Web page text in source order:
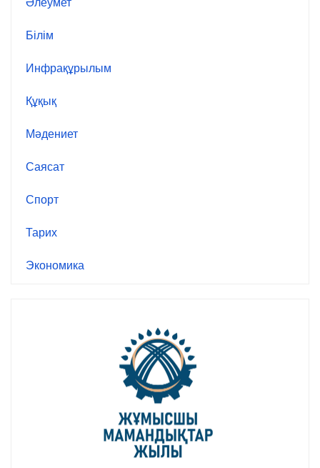
Әлеумет
Білім
Инфрақұрылым
Құқық
Мәдениет
Саясат
Спорт
Тарих
Экономика